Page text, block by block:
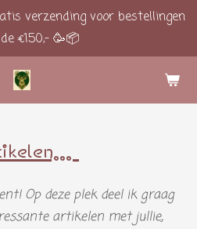
verzending voor bestellingen
€150,- 🥳📦
Op deze plek deel ik graag
artikelen met jullie.